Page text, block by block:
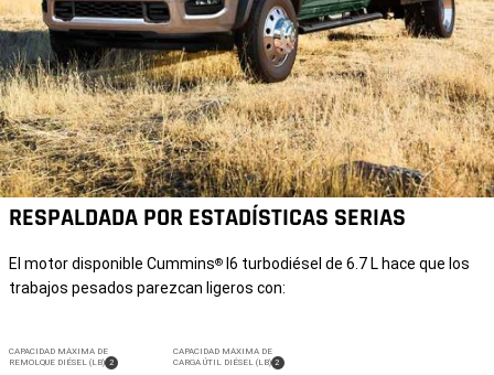
RESPALDADA POR ESTADÍSTICAS SERIAS
El motor disponible Cummins® I6 turbodiésel de 6.7 L hace que los
trabajos pesados parezcan ligeros con:
CAPACIDAD MÁXIMA DE
REMOLQUE DIÉSEL (LB) ( DISCLOSURE
2)
CAPACIDAD MÁXIMA DE
CARGA ÚTIL DIÉSEL (LB) ( DISCLOSURE
2 )